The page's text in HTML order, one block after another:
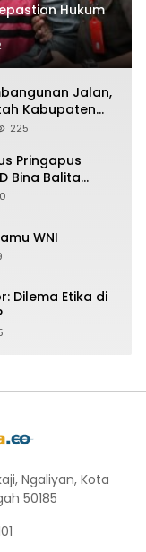
Hukum
Jalan,
Kabupaten
225
Pringapus
Bina Balita
2026
WNI
Dilema Etika di
Ngaliyan, Kota
50185